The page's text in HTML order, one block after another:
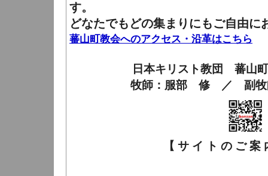
す。
どなたでもどの集まりにもご自由に
蕃山町教会へのアクセス・沿革はこちら
日本キリスト教団 蕃山
牧師：服部 修 ／ 副牧
【 サ イ ト の ご 案 内